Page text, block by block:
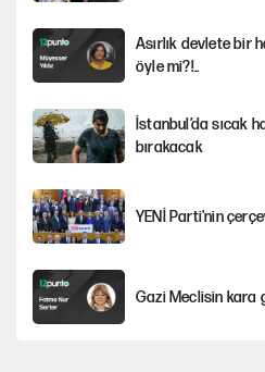
Asırlık devlete bir
öyle mi?!..
İstanbul’da sıcak
bırakacak
YENİ Parti'nin
Gazi Meclisin kara